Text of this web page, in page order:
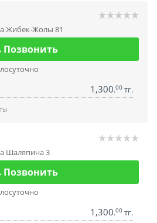
Жибек-Жолы 81
Позвонить
1,300.00 тг.
Шаляпина 3
Позвонить
1,300.00 тг.